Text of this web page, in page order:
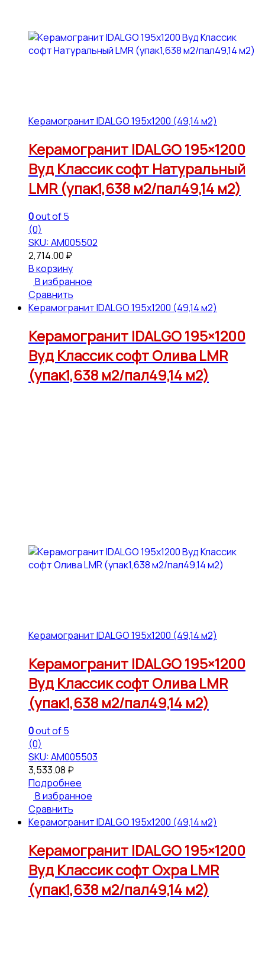
Керамогранит IDALGO 195x1200 (49,14 м2)
Керамогранит IDALGO 195×1200
Вуд Классик софт Натуральный
LMR (упак1,638 м2/пал49,14 м2)
0out of 5
(0)
SKU: АМ005502
2,714.00 ₽
В корзину
В избранное
Сравнить
Керамогранит IDALGO 195x1200 (49,14 м2)
Керамогранит IDALGO 195×1200
Вуд Классик софт Олива LMR
(упак1,638 м2/пал49,14 м2)
Керамогранит IDALGO 195x1200 (49,14 м2)
Керамогранит IDALGO 195×1200
Вуд Классик софт Олива LMR
(упак1,638 м2/пал49,14 м2)
0out of 5
(0)
SKU: АМ005503
3,533.08 ₽
Подробнее
В избранное
Сравнить
Керамогранит IDALGO 195x1200 (49,14 м2)
Керамогранит IDALGO 195×1200
Вуд Классик софт Охра LMR
(упак1,638 м2/пал49,14 м2)